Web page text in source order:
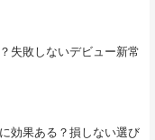
失敗しないデビュー新常
効果ある？損しない選び